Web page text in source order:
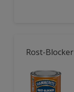
Rost-Blocker